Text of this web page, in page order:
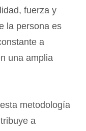
fuerza y
la persona es
a
una amplia
metodología
a